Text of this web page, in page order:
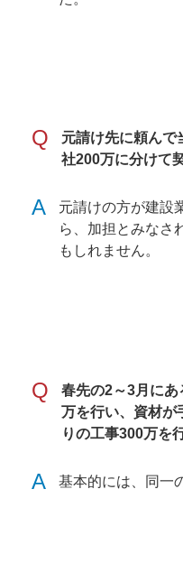
Q
元請け先に頼んで
社200万に分けて
A
元請けの方が建設
ら、加担とみなさ
もしれません。
Q
春先の2～3月に
万を行い、資材が
りの工事300万を
A 基本的には、同一